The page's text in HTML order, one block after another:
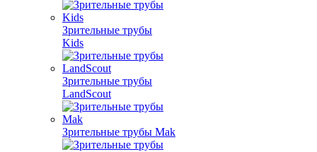
Зрительные трубы
Kids
Зрительные трубы
LandScout
Зрительные трубы Mak